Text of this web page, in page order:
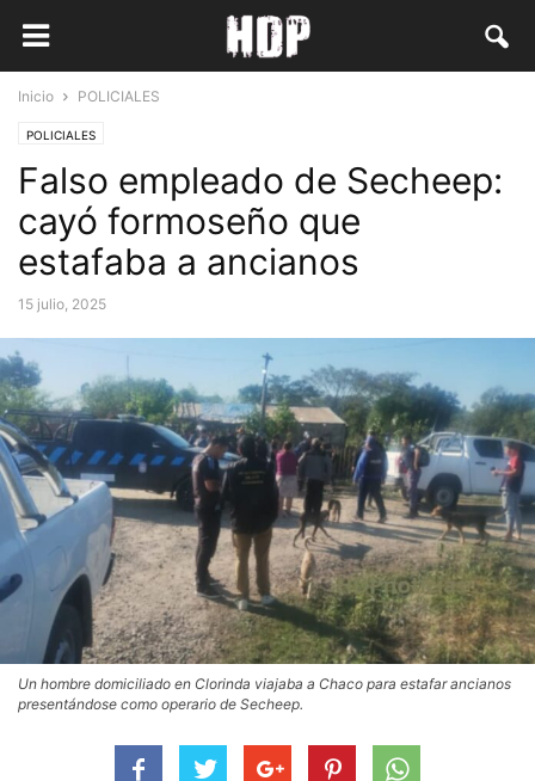
Inicio POLICIALES
POLICIALES
Falso empleado de Secheep:
cayó formoseño que
estafaba a ancianos
15 julio, 2025
Un hombre domiciliado en Clorinda viajaba a Chaco para estafar ancianos
presentándose como operario de Secheep.